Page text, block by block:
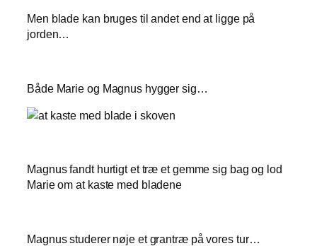
Men blade kan bruges til andet end at ligge på
jorden…
Både Marie og Magnus hygger sig…
Magnus fandt hurtigt et træ et gemme sig bag og lod
Marie om at kaste med bladene
Magnus studerer nøje et grantræ på vores tur…